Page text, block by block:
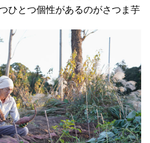
ひとつ個性があるのがさつま芋